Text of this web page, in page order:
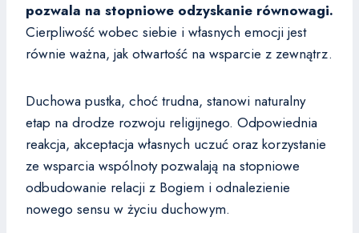
pozwala na stopniowe odzyskanie równowagi.
Cierpliwość wobec siebie i własnych emocji jest
równie ważna, jak otwartość na wsparcie z zewnątrz.
Duchowa pustka, choć trudna, stanowi naturalny
etap na drodze rozwoju religijnego. Odpowiednia
reakcja, akceptacja własnych uczuć oraz korzystanie
ze wsparcia wspólnoty pozwalają na stopniowe
odbudowanie relacji z Bogiem i odnalezienie
nowego sensu w życiu duchowym.